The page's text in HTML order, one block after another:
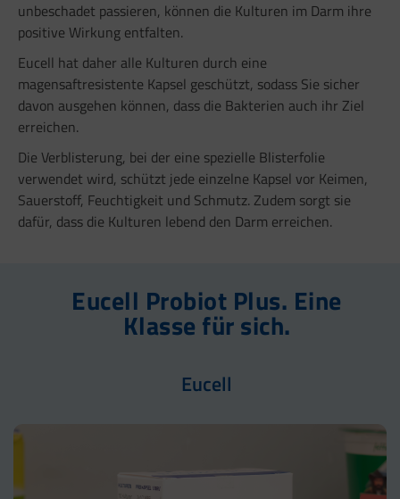
unbeschadet passieren, können die Kulturen im Darm ihre
positive Wirkung entfalten.
Eucell hat daher alle Kulturen durch eine
magensaftresistente Kapsel geschützt, sodass Sie sicher
davon ausgehen können, dass die Bakterien auch ihr Ziel
erreichen.
Die Verblisterung, bei der eine spezielle Blisterfolie
verwendet wird, schützt jede einzelne Kapsel vor Keimen,
Sauerstoff, Feuchtigkeit und Schmutz. Zudem sorgt sie
dafür, dass die Kulturen lebend den Darm erreichen.
Eucell Probiot Plus. Eine
Klasse für sich.
Eucell